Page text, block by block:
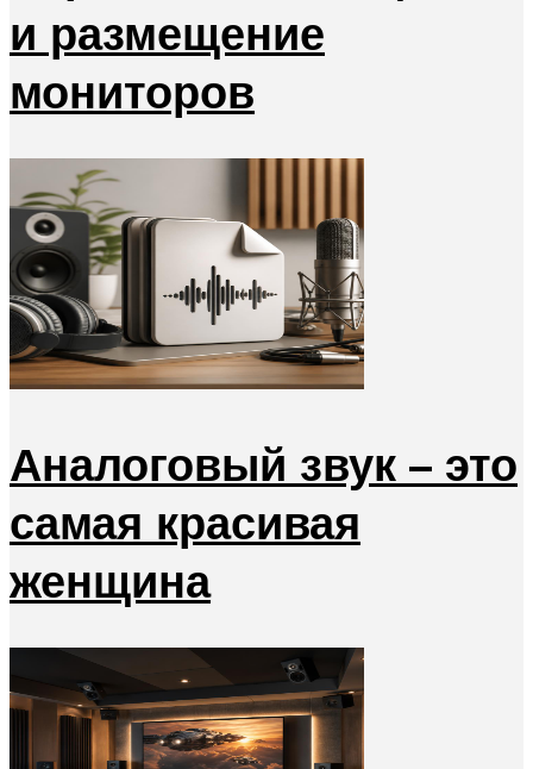
и размещение
мониторов
Аналоговый звук – это
самая красивая
женщина